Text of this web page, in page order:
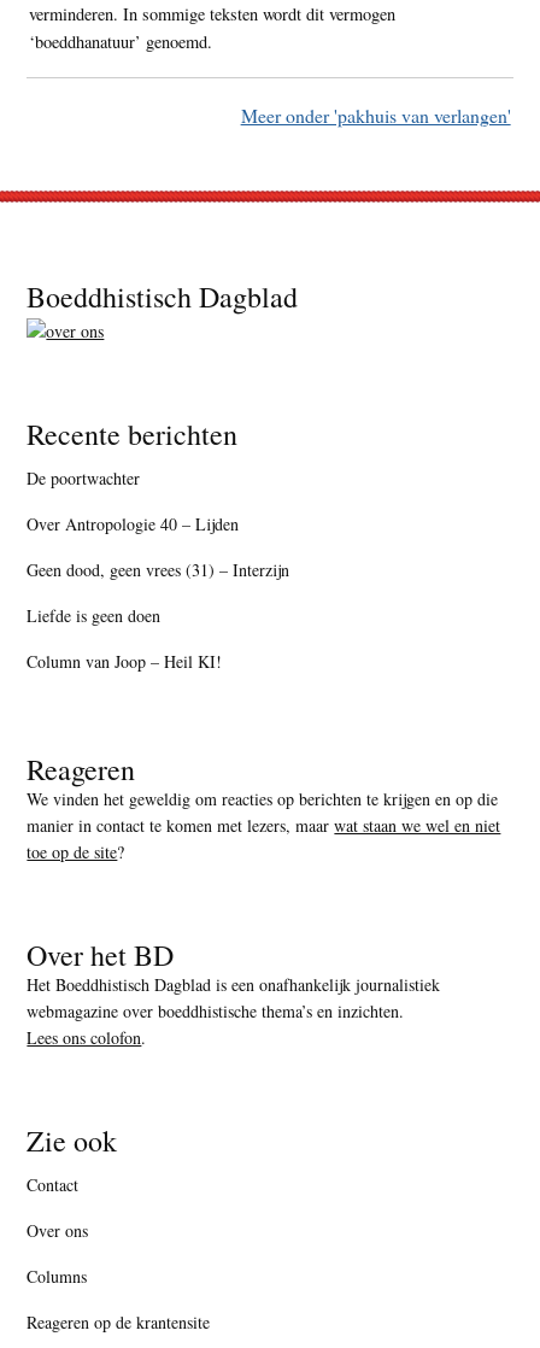
verminderen. In sommige teksten wordt dit vermogen
‘boeddhanatuur’ genoemd.
Meer onder 'pakhuis van verlangen'
Footer
Boeddhistisch Dagblad
Recente berichten
De poortwachter
Over Antropologie 40 – Lijden
Geen dood, geen vrees (31) – Interzijn
Liefde is geen doen
Column van Joop – Heil KI!
Reageren
We vinden het geweldig om reacties op berichten te krijgen en op die
manier in contact te komen met lezers, maarwat staan we wel en niet
toe op de site?
Over het BD
Het Boeddhistisch Dagblad is een onafhankelijk journalistiek
webmagazine over boeddhistische thema’s en inzichten.
Lees ons colofon.
Zie ook
Contact
Over ons
Columns
Reageren op de krantensite